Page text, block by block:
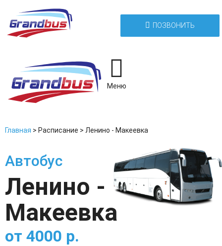
ПОЗВОНИТЬ
Меню
Главная > Расписание > Ленино - Макеевка
Автобус
Ленино -
Макеевка
от 4000 р.